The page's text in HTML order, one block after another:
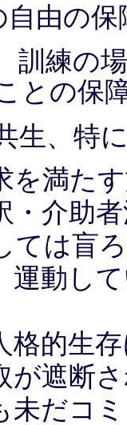
由の保
訓練の
との保
生、特
満た
・介助
ては盲
運動し
格的生
が遮断
未だコ